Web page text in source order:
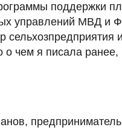
поддержки
управлений МВД и
о чем я писала